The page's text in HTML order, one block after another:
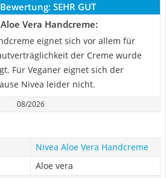
SEHR GUT
Vera Handcreme:
eignet sich vor allem für
der Creme wurde
Für Veganer eignet sich der
Nivea leider nicht.
08/2026
Nivea Aloe Vera Handcreme
Aloe vera